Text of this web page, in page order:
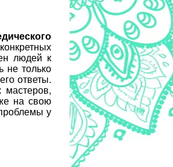
людей к
не только
ответы.
на свою
у